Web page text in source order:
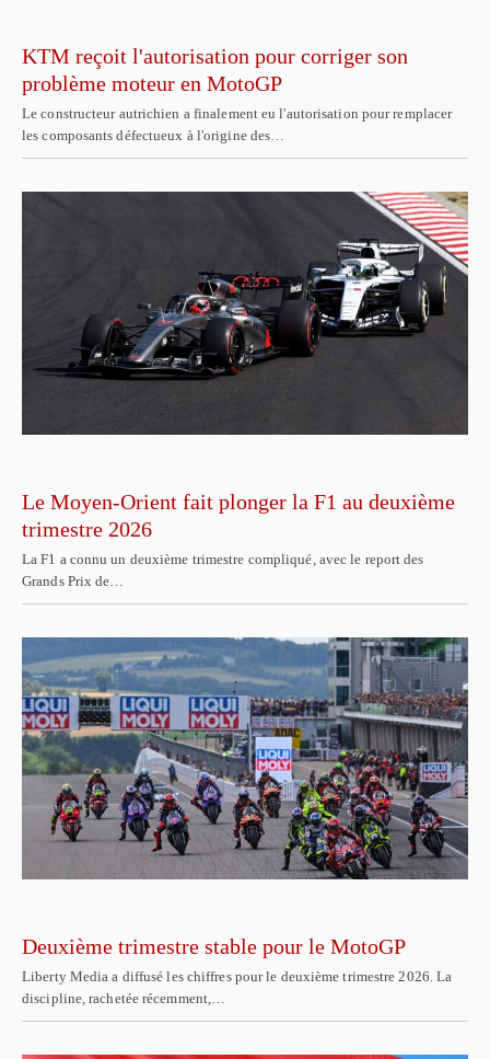
KTM reçoit l'autorisation pour corriger son
problème moteur en MotoGP
Le constructeur autrichien a finalement eu l'autorisation pour remplacer
les composants défectueux à l'origine des…
Le Moyen-Orient fait plonger la F1 au deuxième
trimestre 2026
La F1 a connu un deuxième trimestre compliqué, avec le report des
Grands Prix de…
Deuxième trimestre stable pour le MotoGP
Liberty Media a diffusé les chiffres pour le deuxième trimestre 2026. La
discipline, rachetée récemment,…